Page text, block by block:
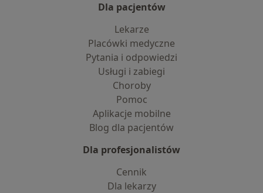
Dla pacjentów
Lekarze
Placówki medyczne
Pytania i odpowiedzi
Usługi i zabiegi
Choroby
Pomoc
Aplikacje mobilne
Blog dla pacjentów
Dla profesjonalistów
Cennik
Dla lekarzy